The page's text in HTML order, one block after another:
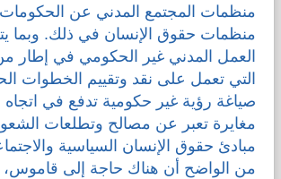
منظمات المجتمع المدني عن
منظمات حقوق الإنسان في ذلك. وبما
العمل المدني غير الحكومي في إطار من
التي تعمل على نقد وتقييم الخطوات
صياغة رؤية غير حكومية تدفع في
مغايرة تعبر عن مصالح وتطلعات
مبادئ حقوق الإنسان السياسية
من الواضح أن هناك حاجة إلى